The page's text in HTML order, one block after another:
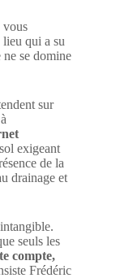
vous
lieu qui a su
se domine
sur
exigeant
de la
drainage et
seuls les
compte,
Frédéric